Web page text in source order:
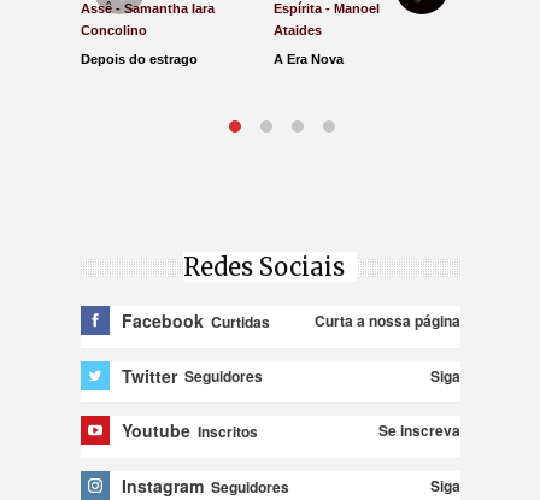
Assê - Samantha Iara
Concolino
Depois do estrago
Espírita - Manoel
Ataides
A Era Nova
Redes Sociais
Facebook Curtidas Curta a nossa página
Twitter Seguidores Siga
Youtube Inscritos Se inscreva
Instagram Seguidores Siga